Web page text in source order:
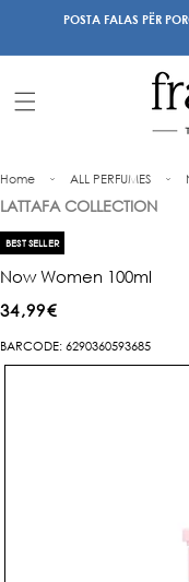
Kalo tePOSTA FALAS PËR
Home ALL PERFUMES
LATTAFA COLLECTION
BEST SELLER
Now Women 100ml
Çmimi
i
rregullt
34,99€
BARCODE: 6290360593685
te